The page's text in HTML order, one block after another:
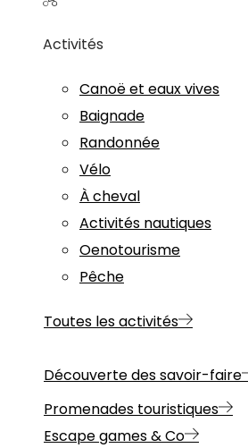
Activités
Canoë et eaux vives
Baignade
Randonnée
Vélo
À cheval
Activités nautiques
Oenotourisme
Pêche
Toutes les activités
Découverte des savoir-faire
Promenades touristiques
Escape games & Co